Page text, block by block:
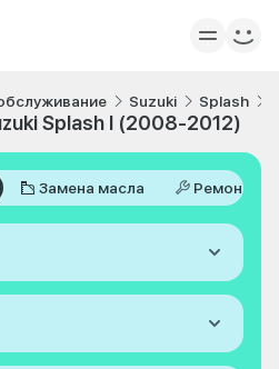
Suzuki Splash
Splash I (2008-2012)
Замена масла Ремонт